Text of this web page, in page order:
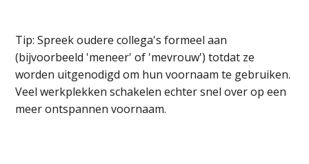
Tip: Spreek oudere collega's formeel aan
(bijvoorbeeld 'meneer' of 'mevrouw') totdat ze
worden uitgenodigd om hun voornaam te gebruiken.
Veel werkplekken schakelen echter snel over op een
meer ontspannen voornaam.